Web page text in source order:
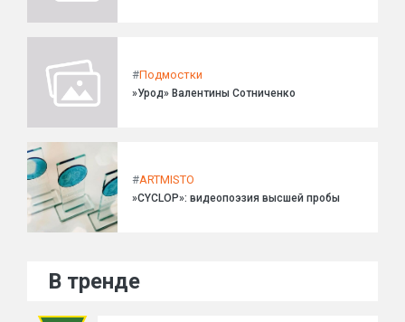
#Подмостки
»Урод» Валентины Сотниченко
#ARTMISTO
»CYCLOP»: видеопоэзия высшей пробы
В тренде